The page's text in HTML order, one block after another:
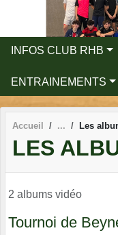
INFOS CLUB RHB
ENTRAINEMENTS
Accueil Les
LES
2 albums vidéo
Tournoi de